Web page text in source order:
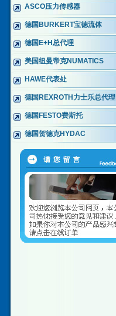
ASCO压力传感器
德国BURKERT宝德流体
德国E+H总代理
美国纽曼帝克NUMATICS
HAWE代表处
德国REXROTH力士乐总代理
德国FESTO费斯托
德国贺德克HYDAC